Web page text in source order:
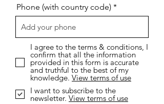
Phone (with country code)
I agree to the terms & conditions, I
confirm that all the information
provided in this form is accurate
and truthful to the best of my
knowledge. View terms of use
I want to subscribe to the
newsletter. View terms of use